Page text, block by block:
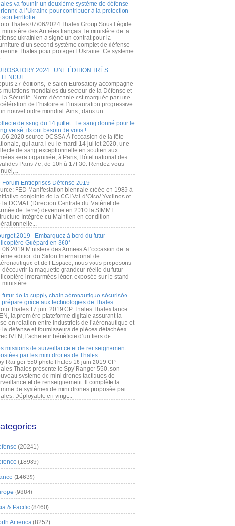
va fournir un deuxième système de défense
à l’Ukraine pour contribuer à la protection
son territoire
Thales 07/06/2024 Thales Group Sous l’égide
ministère des Armées français, le ministère de la
ukrainien a signé un contrat pour la
d’un second système complet de défense
Thales pour protéger l’Ukraine. Ce système
2024 : UNE ÉDITION TRÈS
27 éditions, le salon Eurosatory accompagne
mutations mondiales du secteur de la Défense et
la Sécurité. Notre décennie est marquée par une
de l’histoire et l’instauration progressive
nouvel ordre mondial. Ainsi, dans un...
de sang du 14 juillet : Le sang donné pour le
versé, ils ont besoin de vous !
source DCSSA À l'occasion de la fête
qui aura lieu le mardi 14 juillet 2020, une
de sang exceptionnelle en soutien aux
sera organisée, à Paris, Hôtel national des
Paris 7e, de 10h à 17h30. Rendez-vous
Forum Entreprises Défense 2019
FED Manifestation biennale créée en 1989 à
conjointe de la CCI Val-d’Oise/ Yvelines et
la DCMAT (Direction Centrale du Matériel de
de Terre) devenue en 2010 la SIMMT
Intégrée du Maintien en condition
2019 - Embarquez à bord du futur
Guépard en 360°
Ministère des Armées A l’occasion de la
édition du Salon International de
et de l’Espace, nous vous proposons
découvrir la maquette grandeur réelle du futur
interarmées léger, exposée sur le stand
ministère...
futur de la supply chain aéronautique sécurisée
prépare grâce aux technologies de Thales
Thales 17 juin 2019 CP Thales Thales lance
la première plateforme digitale assurant la
en relation entre industriels de l’aéronautique et
la défense et fournisseurs de pièces détachées.
IVEN, l’acheteur bénéficie d’un tiers de...
missions de surveillance et de renseignement
par les mini drones de Thales
550 photoThales 18 juin 2019 CP
Thales présente le Spy’Ranger 550, son
système de mini drones tactiques de
et de renseignement. Il complète la
de systèmes de mini drones proposée par
Déployable en vingt...
(20241)
(18989)
(14639)
(9884)
& Pacific (8460)
America (8252)